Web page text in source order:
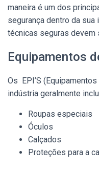
maneira é um dos
segurança dentro da
técnicas seguras devem
Equipamentos
Os EPI’S
indústria geralmente
Roupas especiais
Óculos
Calçados
Proteções para a